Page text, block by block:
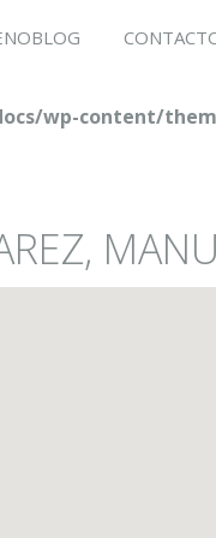
wp-content/